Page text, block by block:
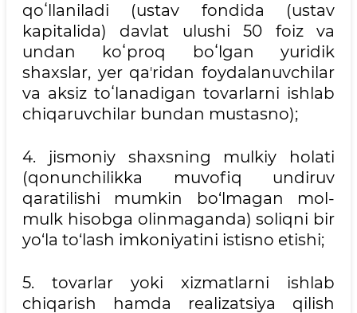
qoʻllaniladi (ustav fondida (ustav
kapitalida) davlat ulushi 50 foiz va
undan koʻproq boʻlgan yuridik
shaxslar, yer qaʼridan foydalanuvchilar
va aksiz toʻlanadigan tovarlarni ishlab
chiqaruvchilar bundan mustasno);
4. jismoniy shaxsning mulkiy holati
(qonunchilikka muvofiq undiruv
qaratilishi mumkin bo‘lmagan mol-
mulk hisobga olinmaganda) soliqni bir
yo‘la to‘lash imkoniyatini istisno etishi;
5. tovarlar yoki xizmatlarni ishlab
chiqarish hamda realizatsiya qilish